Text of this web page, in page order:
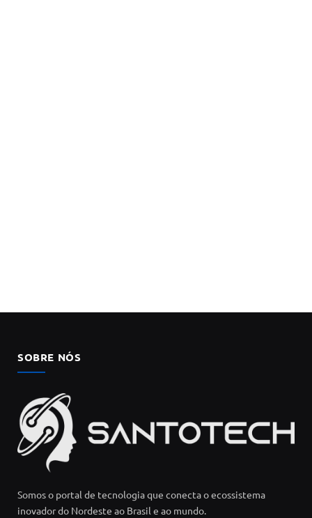
SOBRE NÓS
Somos o portal de tecnologia que conecta o ecossistema
inovador do Nordeste ao Brasil e ao mundo.